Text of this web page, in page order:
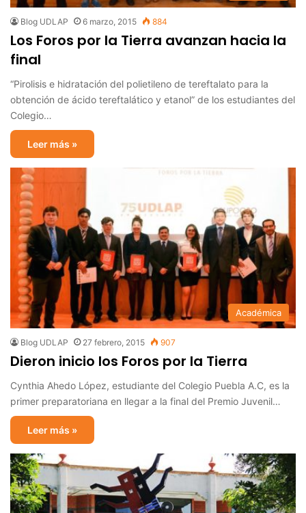
Blog UDLAP 6 marzo, 2015 884
Los Foros por la Tierra avanzan hacia la
final
“Pirolisis e hidratación del polietileno de tereftalato para la
obtención de ácido tereftalático y etanol” de los estudiantes del
Colegio…
Leer más »
Académica
Blog UDLAP 27 febrero, 2015 907
Dieron inicio los Foros por la Tierra
Cynthia Ahedo López, estudiante del Colegio Puebla A.C, es la
primer preparatoriana en llegar a la final del Premio Juvenil…
Leer más »